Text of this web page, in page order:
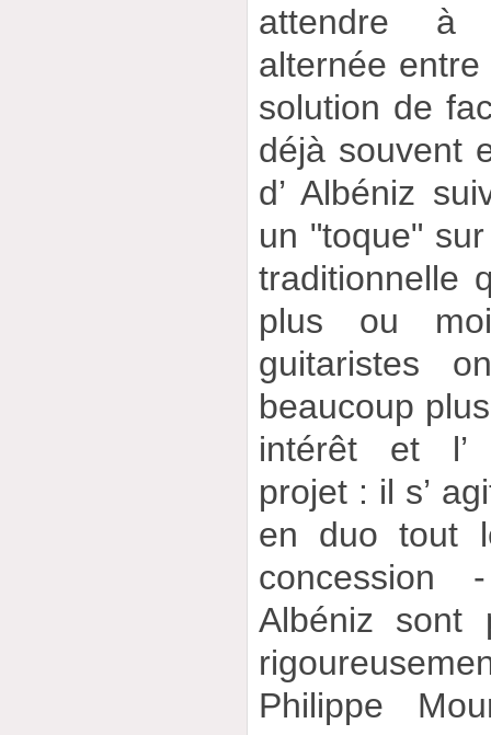
attendre à
alternée
solution de
déjà souvent
d’ Albéniz
un "toque"
traditionnelle
plus ou
guitaristes
beaucoup
intérêt et l’
projet : il s’
en duo tout
concession
Albéniz sont
Philippe